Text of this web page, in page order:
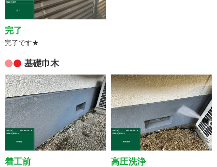
完了
完了です★
基礎巾木
着工前 高圧洗浄